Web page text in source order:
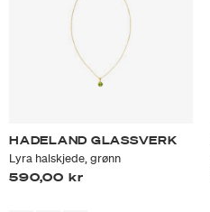
HADELAND GLASSVERK
Lyra halskjede, grønn
590,00 kr